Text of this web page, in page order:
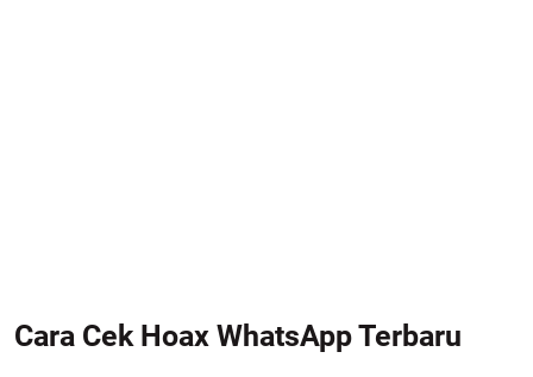
Cara Cek Hoax WhatsApp Terbaru